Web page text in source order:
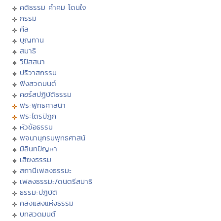
คติธรรม คำคม โดนใจ
กรรม
ศีล
บุญทาน
สมาธิ
วิปัสสนา
ปริวาสกรรม
ฟังสวดมนต์
คอร์สปฏิบัติธรรม
พระพุทธศาสนา
พระไตรปิฏก
หัวข้อธรรม
พจนานุกรมพุทธศาสน์
มิลินทปัญหา
เสียงธรรม
สถานีเพลงธรรมะ
เพลงธรรมะ/ดนตรีสมาธิ
ธรรมะปฏิบัติ
คลังแสงแห่งธรรม
บทสวดมนต์